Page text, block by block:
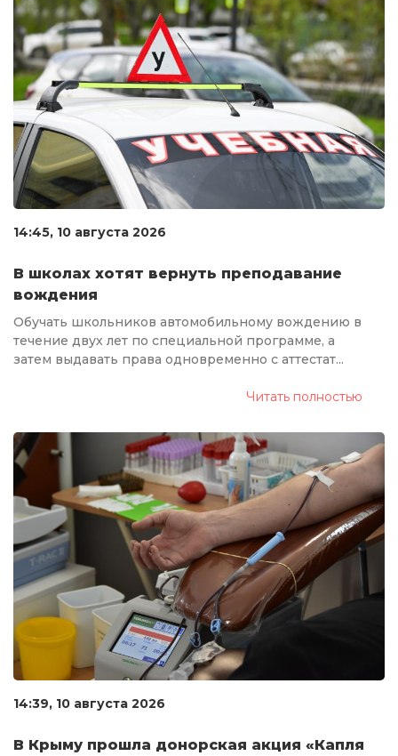
14:45, 10 августа 2026
В школах хотят вернуть преподавание
вождения
Обучать школьников автомобильному вождению в
течение двух лет по специальной программе, а
затем выдавать права одновременно с аттестат...
Читать полностью
14:39, 10 августа 2026
В Крыму прошла донорская акция «Капля